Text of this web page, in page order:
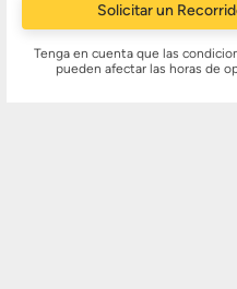
Solicitar un
Tenga en cuenta que las
pueden afectar las horas de